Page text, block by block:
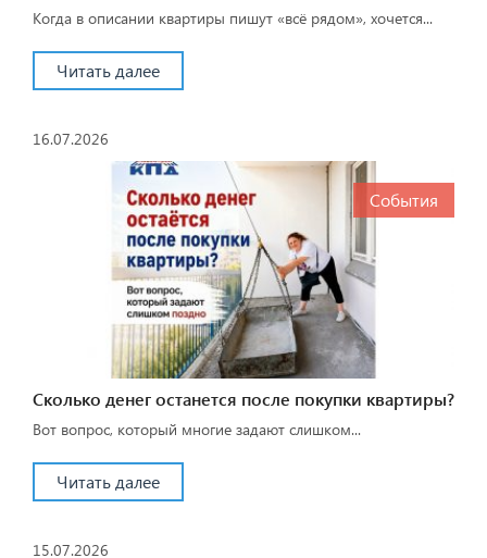
Когда в описании квартиры пишут «всё рядом», хочется...
Читать далее
16.07.2026
События
Сколько денег останется после покупки квартиры?
Вот вопрос, который многие задают слишком...
Читать далее
15.07.2026